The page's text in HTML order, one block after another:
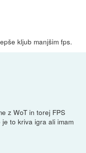
kljub manjšim fps.
z WoT in torej FPS
to kriva igra ali imam